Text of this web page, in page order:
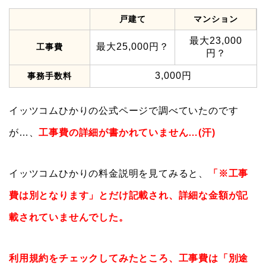
戸建て マンション
工事費 最大25,000円？
最大23,000
円？
事務手数料 3,000円
イッツコムひかりの公式ページで調べていたのです
が…、工事費の詳細が書かれていません…(汗)
イッツコムひかりの料金説明を見てみると、 「※工事
費は別となります」とだけ記載され、詳細な金額が記
載されていませんでした。
利用規約をチェックしてみたところ、工事費は「別途